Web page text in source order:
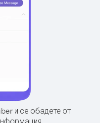
и се обадете от